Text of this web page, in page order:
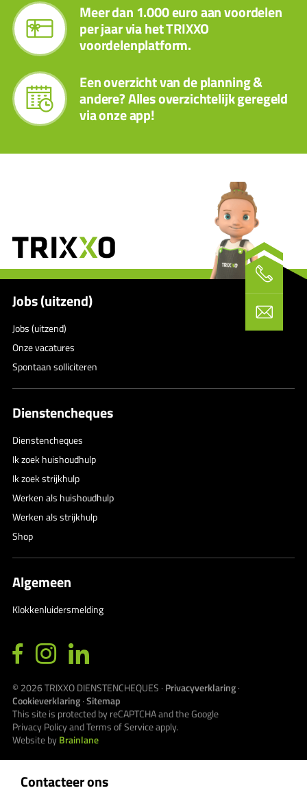
Meer dan 1.000 euro aan voordelen
per jaar via het TRIXXO
voordelenplatform.
Een overzicht van de planning &
andere? Alles overzichtelijk geregeld
via onze app!
Contacteer ons
Jobs (uitzend)
Jobs (uitzend)
Onze vacatures
Spontaan solliciteren
Dienstencheques
Dienstencheques
Ik zoek huishoudhulp
Ik zoek strijkhulp
Werken als huishoudhulp
Werken als strijkhulp
Shop
Algemeen
Klokkenluidersmelding
© 2026TRIXXO DIENSTENCHEQUES · Privacyverklaring·
Cookieverklaring·Sitemap
This site is protected by reCAPTCHA and the Google
Privacy PolicyandTerms of Serviceapply.
Website byBrainlane